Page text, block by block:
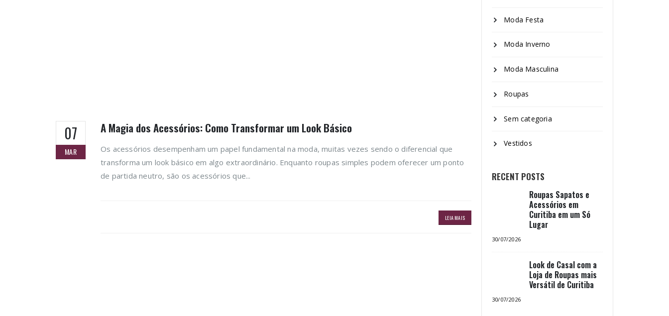
07
MAR
A Magia dos Acessórios: Como Transformar um Look Básico
Os acessórios desempenham um papel fundamental na moda, muitas vezes sendo o diferencial que
transforma um look básico em algo extraordinário. Enquanto roupas simples podem oferecer um ponto
de partida neutro, são os acessórios que...
LEIA MAIS
Moda Festa
Moda Inverno
Moda Masculina
Roupas
Sem categoria
Vestidos
RECENT POSTS
Roupas Sapatos e
Acessórios em
Curitiba em um Só
Lugar
30/07/2026
Look de Casal com a
Loja de Roupas mais
Versátil de Curitiba
30/07/2026